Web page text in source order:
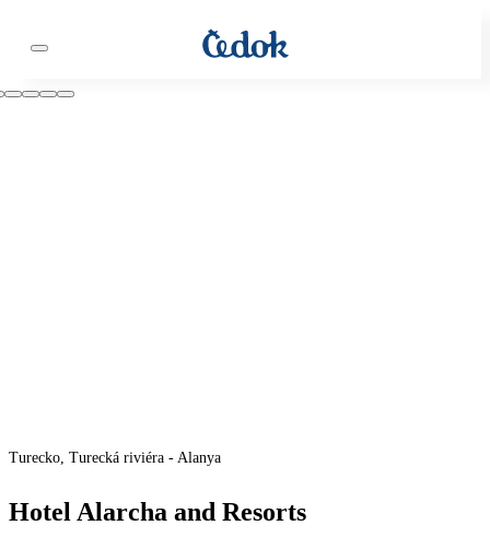
Turecko, Turecká riviéra - Alanya
Hotel Alarcha and Resorts